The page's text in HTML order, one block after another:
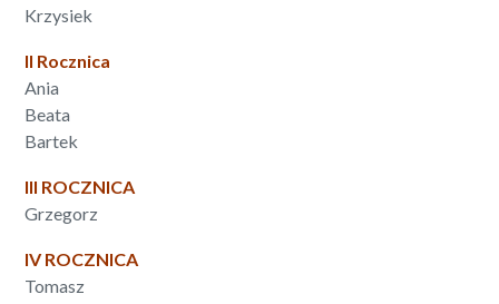
Krzysiek
II Rocznica
Ania
Beata
Bartek
III ROCZNICA
Grzegorz
IV ROCZNICA
Tomasz